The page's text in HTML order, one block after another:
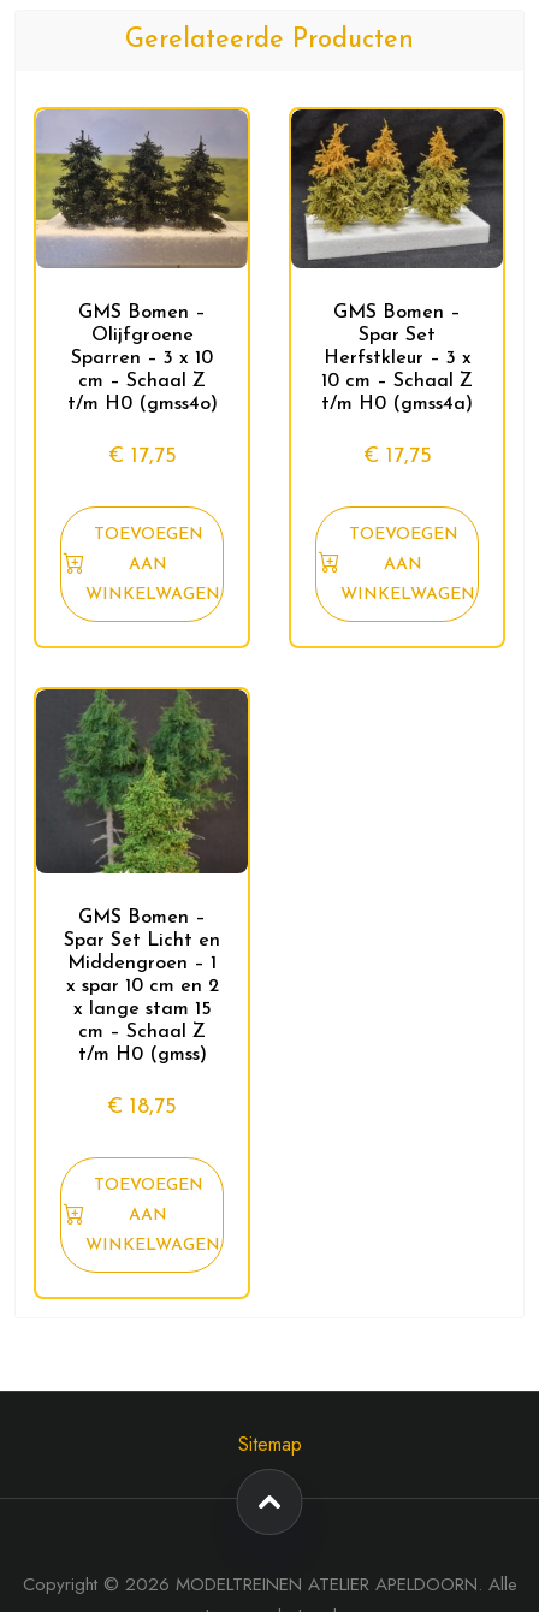
Gerelateerde Producten
GMS Bomen –
Olijfgroene
Sparren – 3 x 10
cm – Schaal Z
t/m H0 (gmss4o)
€ 17,75
TOEVOEGEN
AAN
WINKELWAGEN
GMS Bomen –
Spar Set
Herfstkleur – 3 x
10 cm – Schaal Z
t/m H0 (gmss4a)
€ 17,75
TOEVOEGEN
AAN
WINKELWAGEN
GMS Bomen –
Spar Set Licht en
Middengroen – 1
x spar 10 cm en 2
x lange stam 15
cm – Schaal Z
t/m H0 (gmss)
€ 18,75
TOEVOEGEN
AAN
WINKELWAGEN
Sitemap
Copyright © 2026 MODELTREINEN ATELIER APELDOORN. Alle